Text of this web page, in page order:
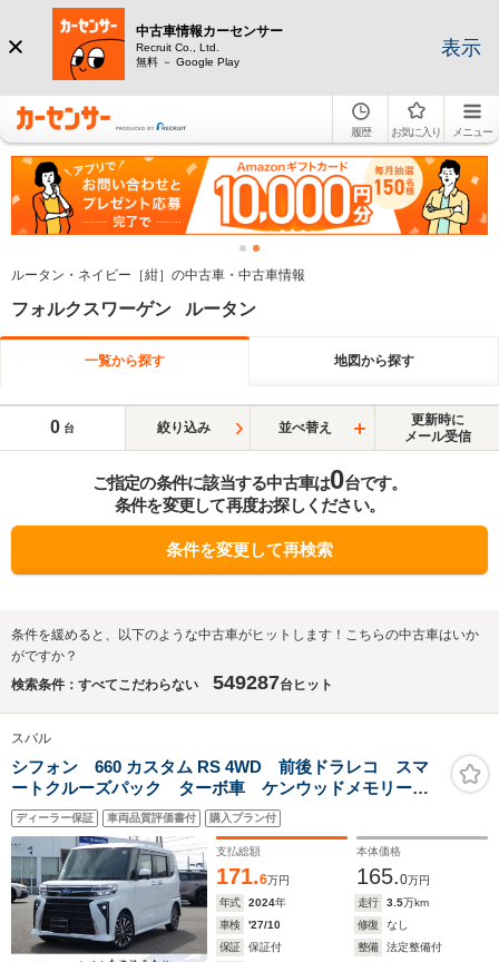
中古車情報カーセンサー
Recruit Co., Ltd.
無料 － Google Play
表示
履歴 お気に入り メニュー
ルータン・ネイビー［紺］の中古車・中古車情報
フォルクスワーゲン ルータン
一覧から探す 地図から探す
0 台 絞り込み 並べ替え
更新時に
メール受信
ご指定の条件に該当する中古車は0台です。
条件を変更して再度お探しください。
条件を変更して再検索
条件を緩めると、以下のような中古車がヒットします！こちらの中古車はいか
がですか？
検索条件：すべてこだわらない
549287台ヒット
スバル
シフォン 660 カスタム RS 4WD 前後ドラレコ スマ
ートクルーズパック ターボ車 ケンウッドメモリーナ
ビ フルセグ Bluetoothオーディオ USB バックカメ
ラ ETC 障害物センサー 両側電動スライド シート
ヒーター
ディーラー保証 車両品質評価書付 購入プラン付
支払総額
171.6万円
本体価格
165.0万円
年式
2024年 走行 3.5万km
車検
'27/10 修復
なし
保証
保証付 整備
法定整備付